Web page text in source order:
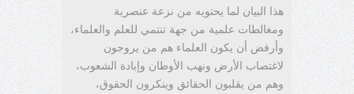
هذا البيان لما يحتويه من نزعة عنصرية
ومغالطات علمية من جهة تنتمي للعلم والعلماء،
وأرفض أن يكون العلماء هم من يروجون
لاغتصاب الأرض ونهب الأوطان وإبادة الشعوب،
وهم من يقلبون الحقائق وينكرون الحقوق،